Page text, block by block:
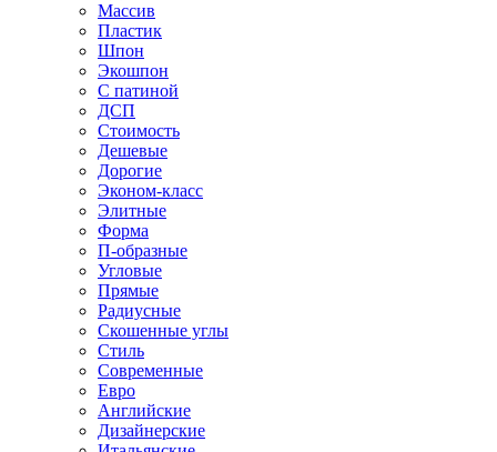
Массив
Пластик
Шпон
Экошпон
С патиной
ДСП
Стоимость
Дешевые
Дорогие
Эконом-класс
Элитные
Форма
П-образные
Угловые
Прямые
Радиусные
Скошенные углы
Стиль
Современные
Евро
Английские
Дизайнерские